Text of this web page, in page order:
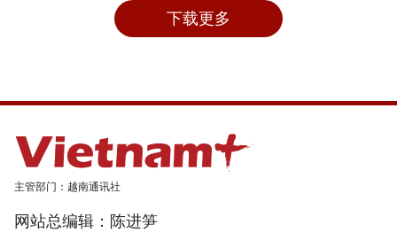
下载更多
主管部门：越南通讯社
网站总编辑：陈进笋